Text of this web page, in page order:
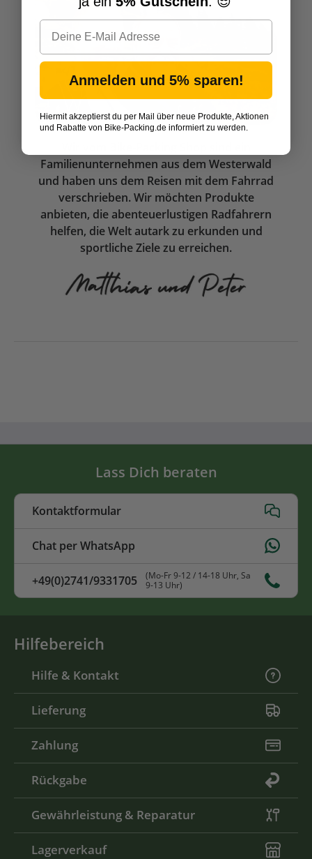
Familienunternehmen aus dem Westerwald
und haben uns dem Reisen mit dem Fahrrad
verschrieben. Wir möchten Produkte
anbieten, die abenteuerlustigen Radfahrern
helfen, die Welt autark zu erkunden und
sportliche Ziele zu erreichen.
Lass Dich beraten
Kontaktformular
Chat per WhatsApp
+49(0)2741/9331705
(Mo-Fr 9-12 / 14-18 Uhr, Sa
9-13 Uhr)
Hilfebereich
Hilfe & Kontakt
Lieferung
Zahlung
Rückgabe
Gewährleistung & Reparatur
Lagerverkauf
Anmelden und 5% sparen!
Hiermit akzeptierst du per Mail über neue Produkte, Aktionen
und Rabatte von Bike-Packing.de informiert zu werden.